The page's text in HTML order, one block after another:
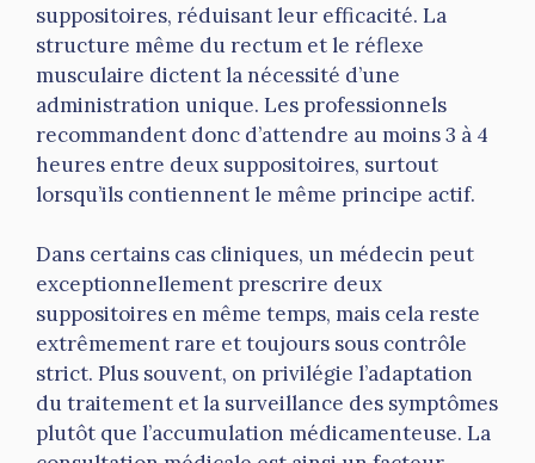
suppositoires, réduisant leur efficacité. La
structure même du rectum et le réflexe
musculaire dictent la nécessité d’une
administration unique. Les professionnels
recommandent donc d’attendre au moins 3 à 4
heures entre deux suppositoires, surtout
lorsqu’ils contiennent le même principe actif.
Dans certains cas cliniques, un médecin peut
exceptionnellement prescrire deux
suppositoires en même temps, mais cela reste
extrêmement rare et toujours sous contrôle
strict. Plus souvent, on privilégie l’adaptation
du traitement et la surveillance des symptômes
plutôt que l’accumulation médicamenteuse. La